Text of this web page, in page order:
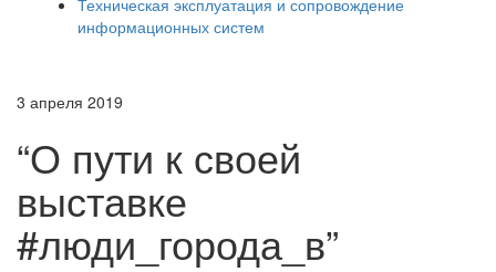
информационных систем
3 апреля 2019
“О пути к своей
выставке
#люди_города_в”